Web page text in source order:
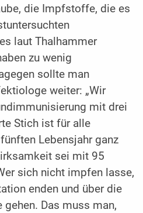
die Impfstoffe, die es
laut Thalhammer
zu wenig
sollte man
weiter: „Wir
mit drei
Stich ist für alle
Lebensjahr ganz
sei mit 95
sich nicht impfen lasse,
enden und über die
Das muss man,